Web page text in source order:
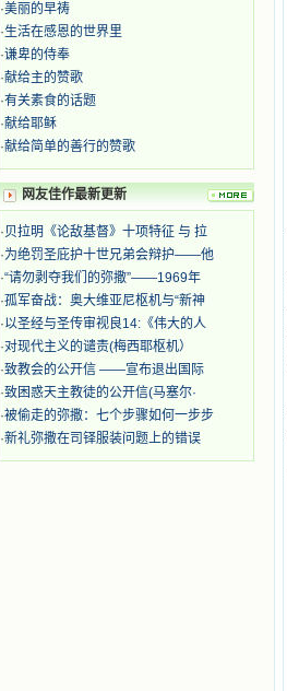
我可能到死还不认识他们呢！ 我
的心灵从主给我的这些圣人的言行中
选取了最美的色彩；当他们的一生在
我面前展开时，我是多么的惊奇、兴
奋啊！当我读到他们为主而受人逼
迫、凌辱，为将福音广传而被人追杀
时，我为他们的在天之灵祈祷，我哭
着，为自已的同胞带给他们的苦难而
哀号。我一遍遍地重读那一行行被我
的斑斑泪痕弄得模糊不清的字句，那
些被主的爱火所燃烧而离开家乡来到
中国的传教士，我多么爱你们啊！我
心中流淌着多少感激的泪水。 他
们受苦却觉得喜乐，因为他们爱主，
他们感到能为主受一点苦是多么喜乐
的事。他们受苦时仍在唱着感谢的
歌，因他们无法不称颂主，因主使他
们的心灵洋溢了快乐；他们激发了我
内心神圣的热情，在我的心灵深处燃
烧起一股无法扑灭的火焰，他们那强
有力的言行激励我向前。 我一面
读，一面想过着他们这样圣善的生
活，也立志不在这虚幻的尘世中寻求
安慰。我一读就是几个钟头，累了就
·美丽的早祷
·生活在感恩的世界里
·谦卑的侍奉
·献给主的赞歌
·有关素食的话题
·献给耶稣
·献给简单的善行的赞歌
网友佳作最新更新
·贝拉明《论敌基督》十项特征 与 拉
·为绝罚圣庇护十世兄弟会辩护——他
·“请勿剥夺我们的弥撒”——1969年
·孤军奋战：奥大维亚尼枢机与“新神
·以圣经与圣传审视良14:《伟大的人
·对现代主义的谴责(梅西耶枢机）
·致教会的公开信 ——宣布退出国际
·致困惑天主教徒的公开信(马塞尔·
·被偷走的弥撒：七个步骤如何一步步
·新礼弥撒在司铎服装问题上的错误